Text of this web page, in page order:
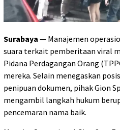
Surabaya — Manajemen
suara terkait pemberitaan viral
Pidana Perdagangan Orang
mereka. Selain menegaskan
penipuan dokumen, pihak Gion
mengambil langkah hukum
pencemaran nama baik.